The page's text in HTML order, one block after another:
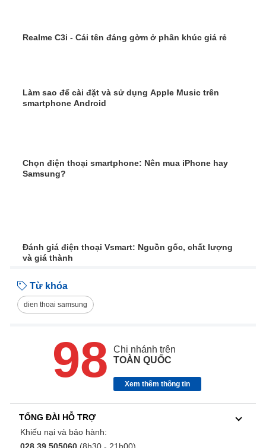
Realme C3i - Cái tên đáng gờm ở phân khúc giá rẻ
Làm sao để cài đặt và sử dụng Apple Music trên
smartphone Android
Chọn điện thoại smartphone: Nên mua iPhone hay
Samsung?
Đánh giá điện thoại Vsmart: Nguồn gốc, chất lượng
và giá thành
Từ khóa
dien thoai samsung
98
Chi nhánh trên
TOÀN QUỐC
Xem thêm thông tin
TỔNG ĐÀI HỖ TRỢ
Khiếu nại và bảo hành: